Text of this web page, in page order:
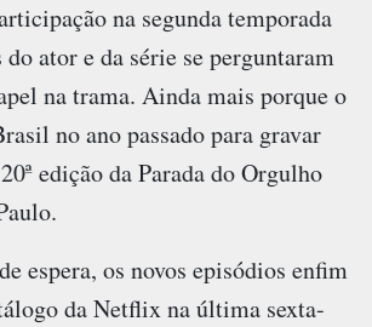
na segunda temporada
ator e da série se perguntaram
na trama. Ainda mais porque o
no ano passado para gravar
edição da Parada do Orgulho
espera, os novos episódios enfim
da Netflix na última sexta-